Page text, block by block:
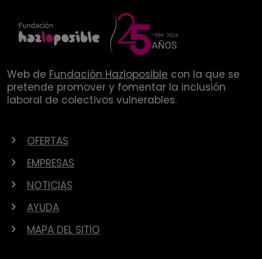
Web de Fundación Hazloposible con la que se
pretende promover y fomentar la inclusión
laboral de colectivos vulnerables.
OFERTAS
EMPRESAS
NOTICIAS
AYUDA
MAPA DEL SITIO